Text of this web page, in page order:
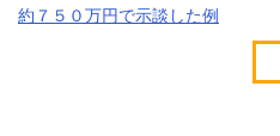
約７５０万円で示談した例